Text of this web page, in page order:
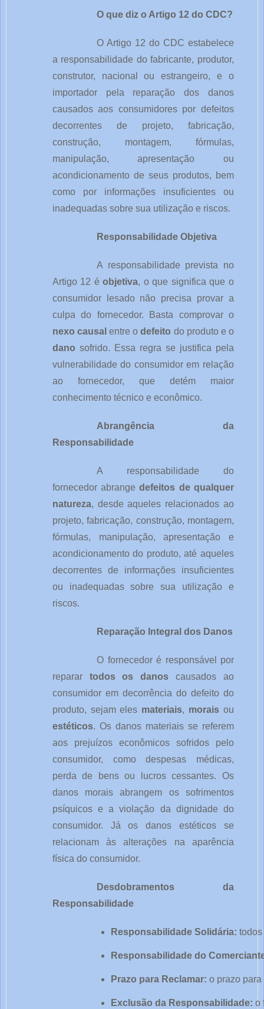
O que diz o Artigo 12 do CDC?
O Artigo 12 do CDC estabelece
a responsabilidade do fabricante, produtor,
construtor, nacional ou estrangeiro, e o
importador pela reparação dos danos
causados aos consumidores por defeitos
decorrentes de projeto, fabricação,
construção, montagem, fórmulas,
manipulação, apresentação ou
acondicionamento de seus produtos, bem
como por informações insuficientes ou
inadequadas sobre sua utilização e riscos.
Responsabilidade Objetiva
A responsabilidade prevista no
Artigo 12 éobjetiva, o que significa que o
consumidor lesado não precisa provar a
culpa do fornecedor. Basta comprovar o
nexo causal entre odefeito do produto e o
dano sofrido. Essa regra se justifica pela
vulnerabilidade do consumidor em relação
ao fornecedor, que detém maior
conhecimento técnico e econômico.
Abrangência da
Responsabilidade
A responsabilidade do
fornecedor abrangedefeitos de qualquer
natureza, desde aqueles relacionados ao
projeto, fabricação, construção, montagem,
fórmulas, manipulação, apresentação e
acondicionamento do produto, até aqueles
decorrentes de informações insuficientes
ou inadequadas sobre sua utilização e
riscos.
Reparação Integral dos Danos
O fornecedor é responsável por
reparar todos os danos causados ao
consumidor em decorrência do defeito do
produto, sejam eles materiais, morais ou
estéticos. Os danos materiais se referem
aos prejuízos econômicos sofridos pelo
consumidor, como despesas médicas,
perda de bens ou lucros cessantes. Os
danos morais abrangem os sofrimentos
psíquicos e a violação da dignidade do
consumidor. Já os danos estéticos se
relacionam às alterações na aparência
física do consumidor.
Desdobramentos da
Responsabilidade
Responsabilidade Solidária:
Responsabilidade do
Prazo para Reclamar: o prazo
Exclusão da Responsabilidade: o